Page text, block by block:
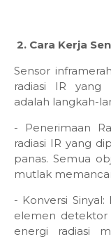
2. Cara Kerja
Sensor
radiasi IR yang
adalah langkah-
- Penerimaan
radiasi IR yang
panas. Semua
mutlak
- Konversi
elemen detektor
energi radiasi